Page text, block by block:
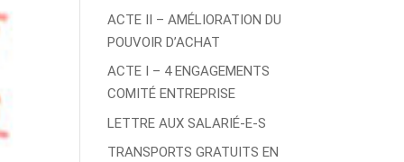
ACTE II – AMÉLIORATION DU
POUVOIR D’ACHAT
ACTE I – 4 ENGAGEMENTS
COMITÉ ENTREPRISE
LETTRE AUX SALARIÉ-E-S
TRANSPORTS GRATUITS EN